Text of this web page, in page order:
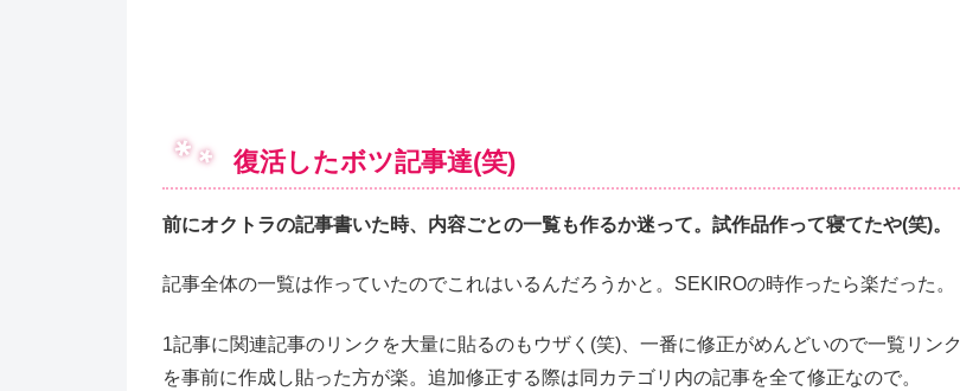
復活したボツ記事達(笑)
前にオクトラの記事書いた時、内容ごとの一覧も作るか迷って。 試作品作って寝てたや(笑)。
記事全体の一覧は作っていたのでこれはいるんだろうかと。SEKIROの時作ったら楽だった。
1記事に関連記事のリンクを大量に貼るのもウザく(笑)、一番に修正がめんどいので一覧リンク
を事前に作成し貼った方が楽。追加修正する際は同カテゴリ内の記事を全て修正なので。